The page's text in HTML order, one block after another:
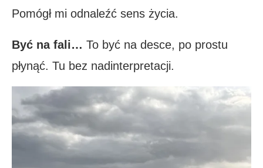
Pomógł mi odnaleźć sens życia.
Być na fali… To być na desce, po prostu
płynąć. Tu bez nadinterpretacji.